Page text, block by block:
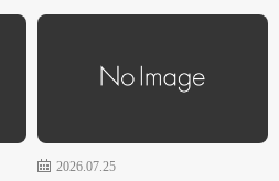
2026.07.25